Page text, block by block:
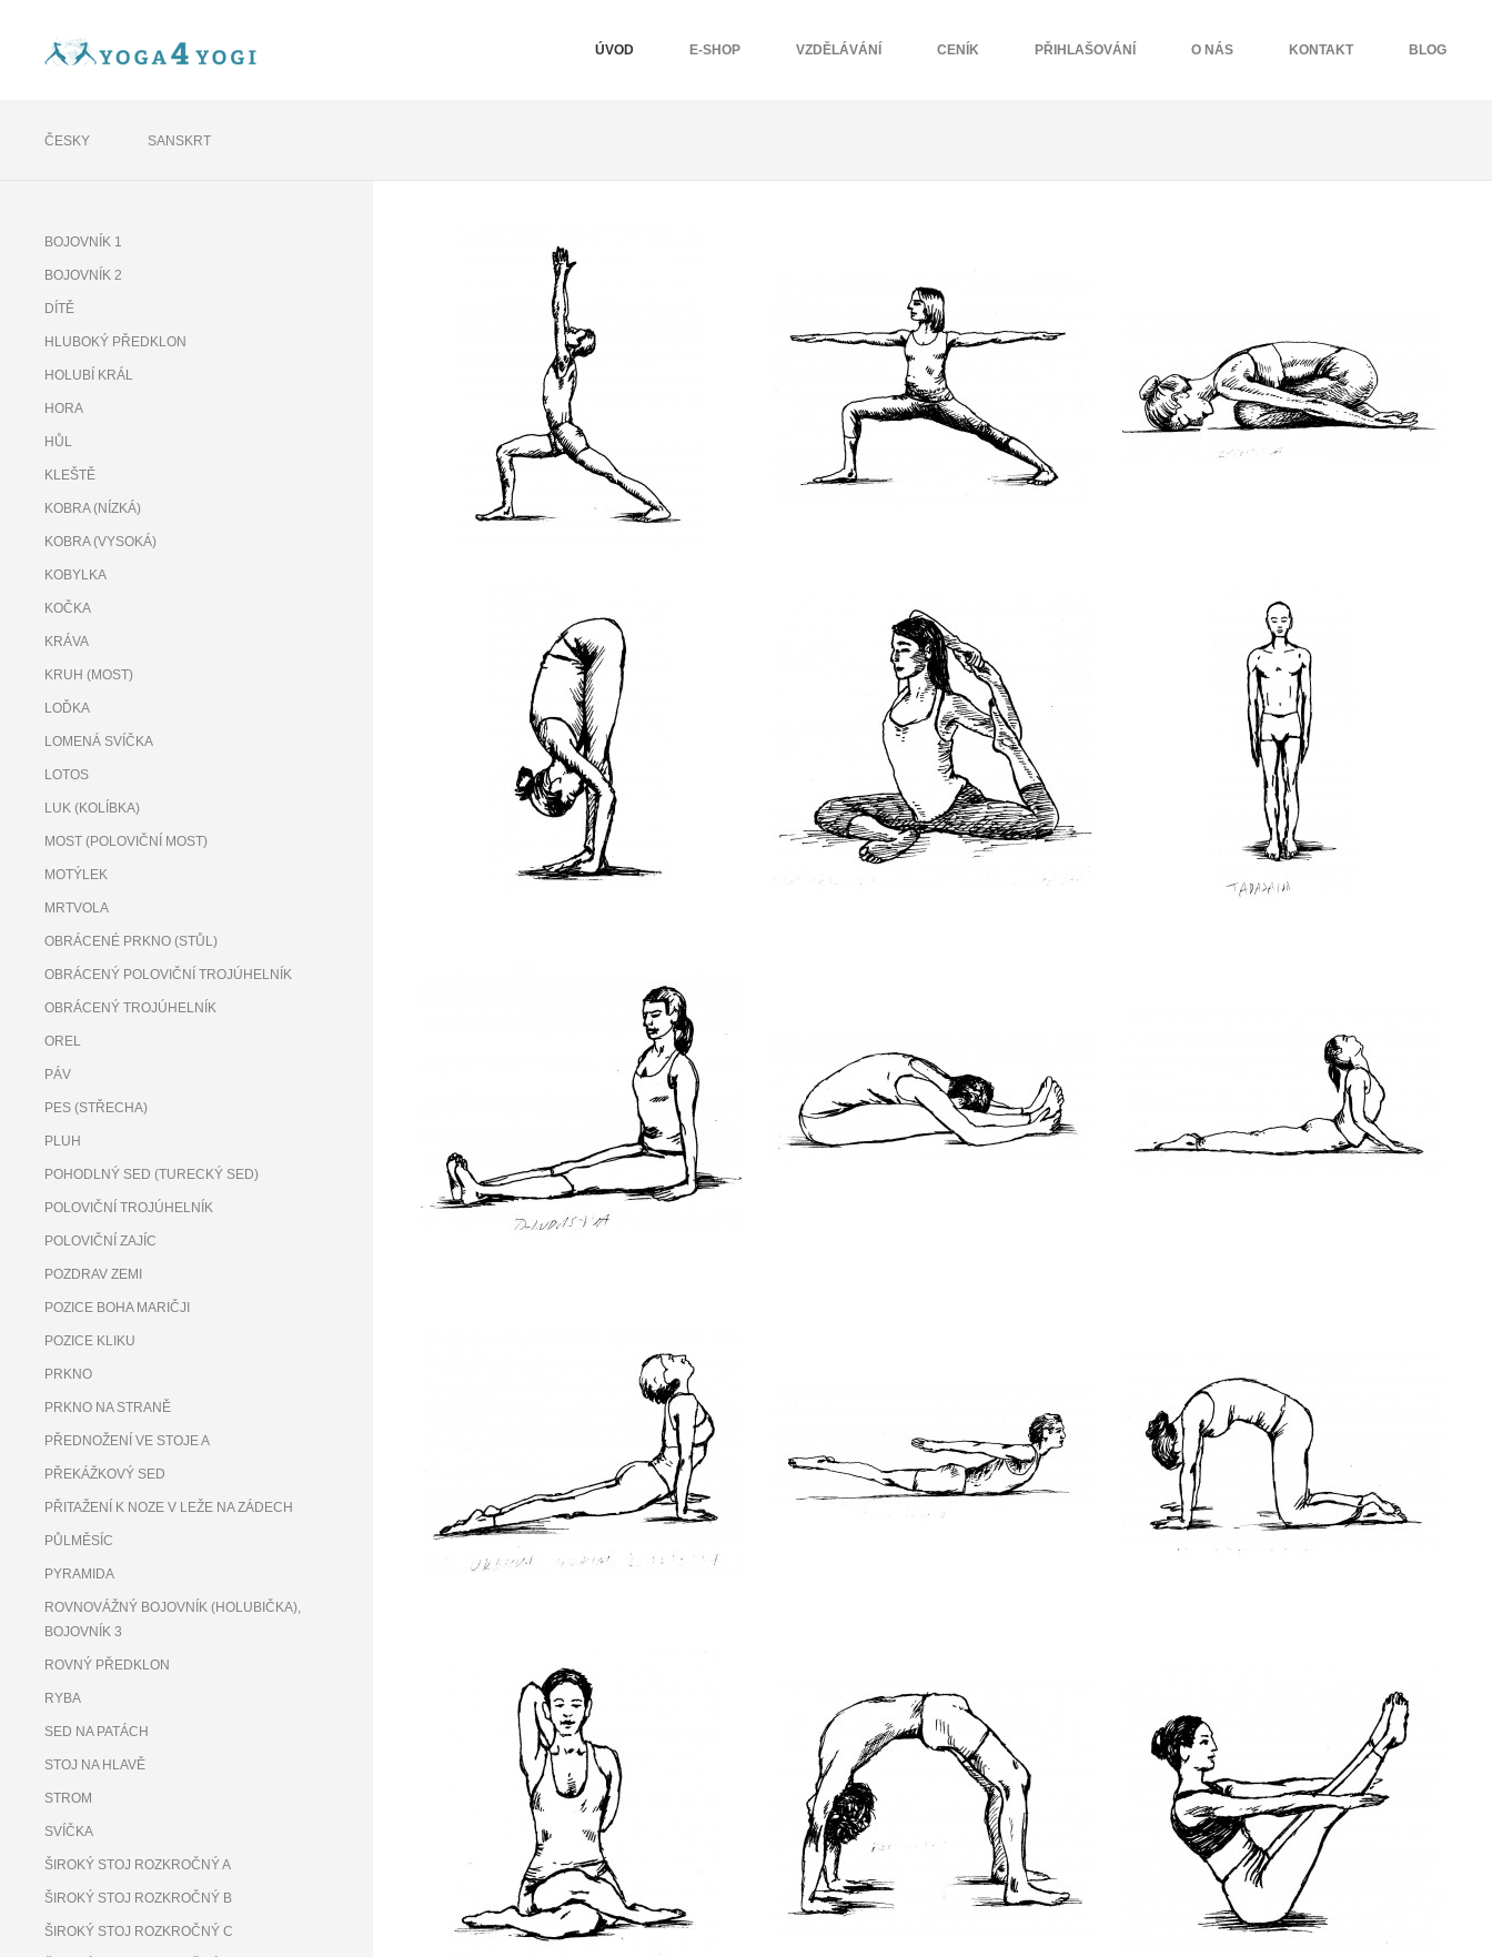
ÚVOD E-SHOP VZDĚLÁVÁNÍ CENÍK PŘIHLAŠOVÁNÍ O NÁS KONTAKT BLOG
ČESKY SANSKRT
BOJOVNÍK 1
BOJOVNÍK 2
DÍTĚ
HLUBOKÝ PŘEDKLON
HOLUBÍ KRÁL
HORA
HŮL
KLEŠTĚ
KOBRA (NÍZKÁ)
KOBRA (VYSOKÁ)
KOBYLKA
KOČKA
KRÁVA
KRUH (MOST)
LOĎKA
LOMENÁ SVÍČKA
LOTOS
LUK (KOLÍBKA)
MOST (POLOVIČNÍ MOST)
MOTÝLEK
MRTVOLA
OBRÁCENÉ PRKNO (STŮL)
OBRÁCENÝ POLOVIČNÍ TROJÚHELNÍK
OBRÁCENÝ TROJÚHELNÍK
OREL
PÁV
PES (STŘECHA)
PLUH
POHODLNÝ SED (TURECKÝ SED)
POLOVIČNÍ TROJÚHELNÍK
POLOVIČNÍ ZAJÍC
POZDRAV ZEMI
POZICE BOHA MARIČJI
POZICE KLIKU
PRKNO
PRKNO NA STRANĚ
PŘEDNOŽENÍ VE STOJE A
PŘEKÁŽKOVÝ SED
PŘITAŽENÍ K NOZE V LEŽE NA ZÁDECH
PŮLMĚSÍC
PYRAMIDA
ROVNOVÁŽNÝ BOJOVNÍK (HOLUBIČKA),
BOJOVNÍK 3
ROVNÝ PŘEDKLON
RYBA
SED NA PATÁCH
STOJ NA HLAVĚ
STROM
SVÍČKA
ŠIROKÝ STOJ ROZKROČNÝ A
ŠIROKÝ STOJ ROZKROČNÝ B
ŠIROKÝ STOJ ROZKROČNÝ C